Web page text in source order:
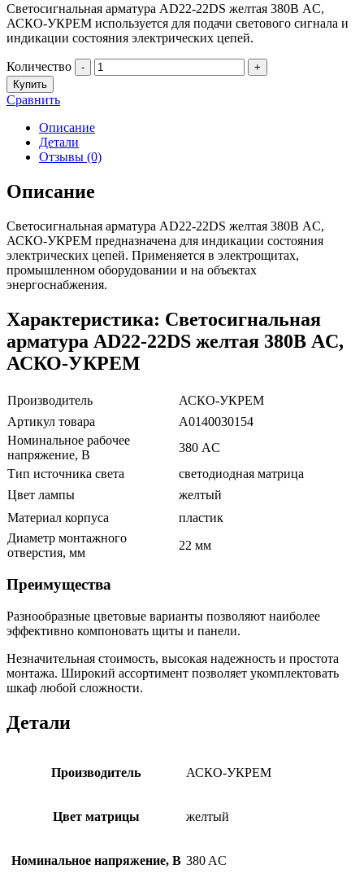
Светосигнальная арматура AD22-22DS желтая 380В АC,
АСКО-УКРЕМ используется для подачи светового сигнала и
индикации состояния электрических цепей.
Количество -
+
Купить
Сравнить
Описание
Детали
Отзывы (0)
Описание
Светосигнальная арматура AD22-22DS желтая 380В АC,
АСКО-УКРЕМ предназначена для индикации состояния
электрических цепей. Применяется в электрощитах,
промышленном оборудовании и на объектах
энергоснабжения.
Характеристика: Светосигнальная
арматура AD22-22DS желтая 380В АC,
АСКО-УКРЕМ
Производитель
АСКО-УКРЕМ
Артикул товара
A0140030154
Номинальное рабочее
напряжение, В
380 АC
Тип источника света
светодиодная матрица
Цвет лампы
желтый
Материал корпуса
пластик
Диаметр монтажного
отверстия, мм
22 мм
Преимущества
Разнообразные цветовые варианты позволяют наиболее
эффективно компоновать щиты и панели.
Незначительная стоимость, высокая надежность и простота
монтажа. Широкий ассортимент позволяет укомплектовать
шкаф любой сложности.
Детали
Производитель АСКО-УКРЕМ
Цвет матрицы желтый
Номинальное напряжение, В 380 AC